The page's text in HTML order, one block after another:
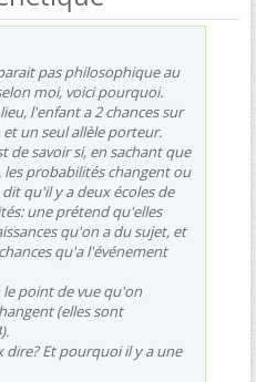
pas philosophique au
moi, voici pourquoi.
l'enfant a 2 chances sur
un seul allèle porteur.
de savoir si, en sachant que
probabilités changent ou
qu'il y a deux écoles de
une prétend qu'elles
qu'on a du sujet, et
qu'a l'événement
le point de vue qu'on
(elles sont
dire? Et pourquoi il y a une